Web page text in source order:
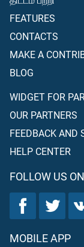
FEATURES
CONTACTS
MAKE A
BLOG
WIDGET FOR
OUR PARTNERS
FEEDBACK AND
HELP CENTER
FOLLOW US
MOBILE APP